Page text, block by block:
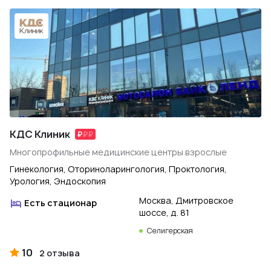
КДС Клиник
Многопрофильные медицинские центры взрослые
Гинекология, Оториноларингология, Проктология,
Урология, Эндоскопия
Есть стационар
Москва, Дмитровское
шоссе, д. 81
Селигерская
10 2 отзыва